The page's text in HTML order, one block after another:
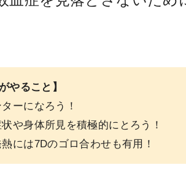
やること】
ーになろう！
や身体所見を積極的にとろう！
には7Dのゴロ合わせも有用！